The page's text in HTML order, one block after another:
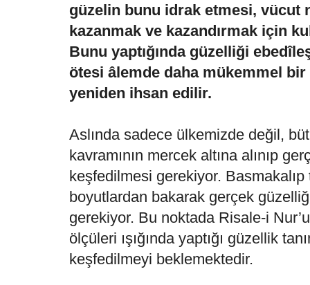
güzelin bunu idrak etmesi, vücut
kazanmak ve kazandırmak için
Bunu yaptığında güzelliği
ötesi âlemde daha mükemmel
yeniden ihsan edilir.
Aslında sadece ülkemizde değil,
kavramının mercek altına alınıp
keşfedilmesi gerekiyor. Basmakalıp
boyutlardan bakarak gerçek
gerekiyor. Bu noktada Risale-i
ölçüleri ışığında yaptığı güzellik
keşfedilmeyi beklemektedir.